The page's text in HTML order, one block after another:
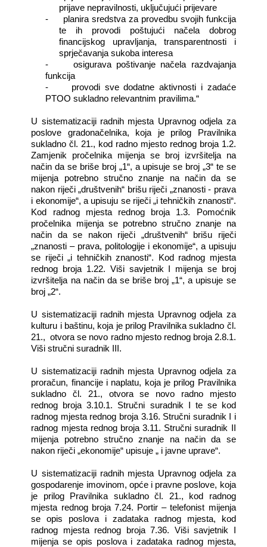
prijave nepravilnosti, uključujući prijevare
- planira sredstva za provedbu svojih funkcija
te ih provodi poštujući načela dobrog
financijskog upravljanja, transparentnosti i
sprječavanja sukoba interesa
- osigurava poštivanje načela razdvajanja
funkcija
- provodi sve dodatne aktivnosti i zadaće
PTOO sukladno relevantnim pravilima.“
U sistematizaciji radnih mjesta Upravnog odjela za
poslove gradonačelnika, koja je prilog Pravilnika
sukladno čl. 21., kod radno mjesto rednog broja 1.2.
Zamjenik pročelnika mijenja se broj izvršitelja na
način da se briše broj „1“, a upisuje se broj „3“ te se
mijenja potrebno stručno znanje na način da se
nakon riječi „društvenih“ brišu riječi „znanosti - prava
i ekonomije“, a upisuju se riječi „i tehničkih znanosti“.
Kod radnog mjesta rednog broja 1.3. Pomoćnik
pročelnika mijenja se potrebno stručno znanje na
način da se nakon riječi „društvenih“ brišu riječi
„znanosti – prava, politologije i ekonomije“, a upisuju
se riječi „i tehničkih znanosti“. Kod radnog mjesta
rednog broja 1.22. Viši savjetnik I mijenja se broj
izvršitelja na način da se briše broj „1“, a upisuje se
broj „2“.
U sistematizaciji radnih mjesta Upravnog odjela za
kulturu i baštinu, koja je prilog Pravilnika sukladno čl.
21., otvora se novo radno mjesto rednog broja 2.8.1.
Viši stručni suradnik III.
U sistematizaciji radnih mjesta Upravnog odjela za
proračun, financije i naplatu, koja je prilog Pravilnika
sukladno čl. 21., otvora se novo radno mjesto
rednog broja 3.10.1. Stručni suradnik I te se kod
radnog mjesta rednog broja 3.16. Stručni suradnik I i
radnog mjesta rednog broja 3.11. Stručni suradnik II
mijenja potrebno stručno znanje na način da se
nakon riječi „ekonomije“ upisuje „ i javne uprave“.
U sistematizaciji radnih mjesta Upravnog odjela za
gospodarenje imovinom, opće i pravne poslove, koja
je prilog Pravilnika sukladno čl. 21., kod radnog
mjesta rednog broja 7.24. Portir – telefonist mijenja
se opis poslova i zadataka radnog mjesta, kod
radnog mjesta rednog broja 7.36. Viši savjetnik I
mijenja se opis poslova i zadataka radnog mjesta,